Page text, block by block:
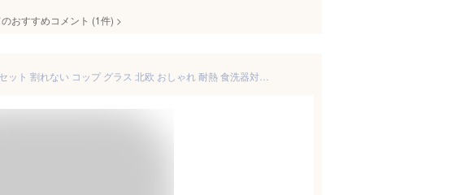
おすすめコメント (1件) >